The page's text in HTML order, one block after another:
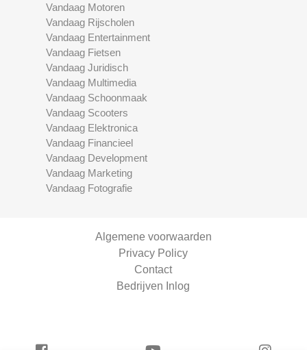
Vandaag Motoren
Vandaag Rijscholen
Vandaag Entertainment
Vandaag Fietsen
Vandaag Juridisch
Vandaag Multimedia
Vandaag Schoonmaak
Vandaag Scooters
Vandaag Elektronica
Vandaag Financieel
Vandaag Development
Vandaag Marketing
Vandaag Fotografie
Algemene voorwaarden
Privacy Policy
Contact
Bedrijven Inlog